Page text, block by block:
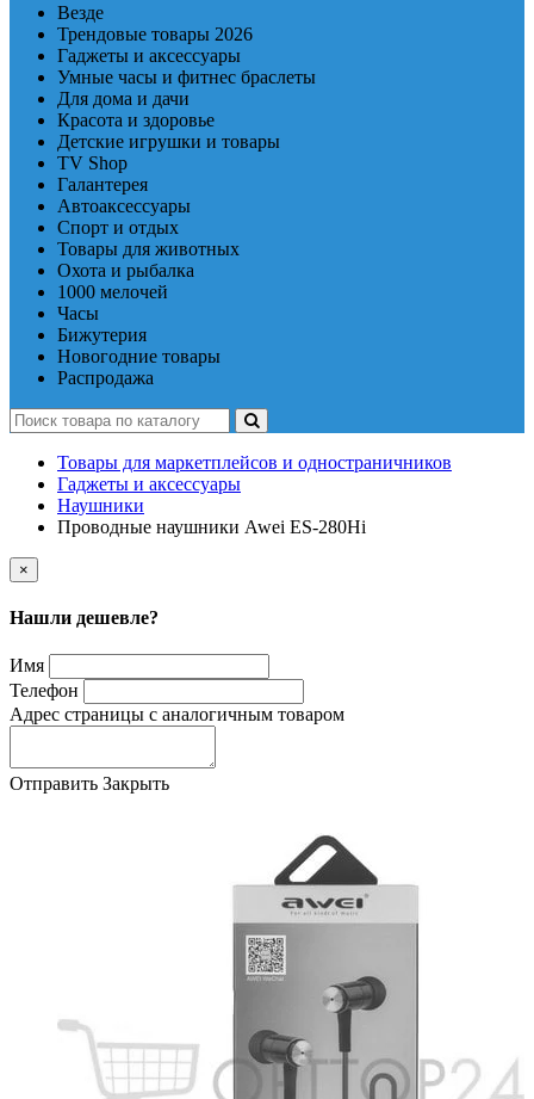
Везде
Трендовые товары 2026
Гаджеты и аксессуары
Умные часы и фитнес браслеты
Для дома и дачи
Красота и здоровье
Детские игрушки и товары
TV Shop
Галантерея
Автоаксессуары
Спорт и отдых
Товары для животных
Охота и рыбалка
1000 мелочей
Часы
Бижутерия
Новогодние товары
Распродажа
Товары для маркетплейсов и одностраничников
Гаджеты и аксессуары
Наушники
Проводные наушники Awei ES-280Hi
×
Нашли дешевле?
Имя
Телефон
Адрес страницы с аналогичным товаром
Отправить Закрыть